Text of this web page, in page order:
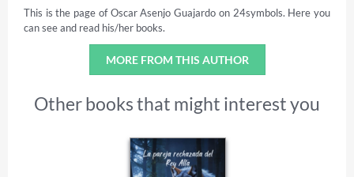
This is the page of Oscar Asenjo Guajardo on 24symbols. Here you
can see and read his/her books.
MORE FROM THIS AUTHOR
Other books that might interest you